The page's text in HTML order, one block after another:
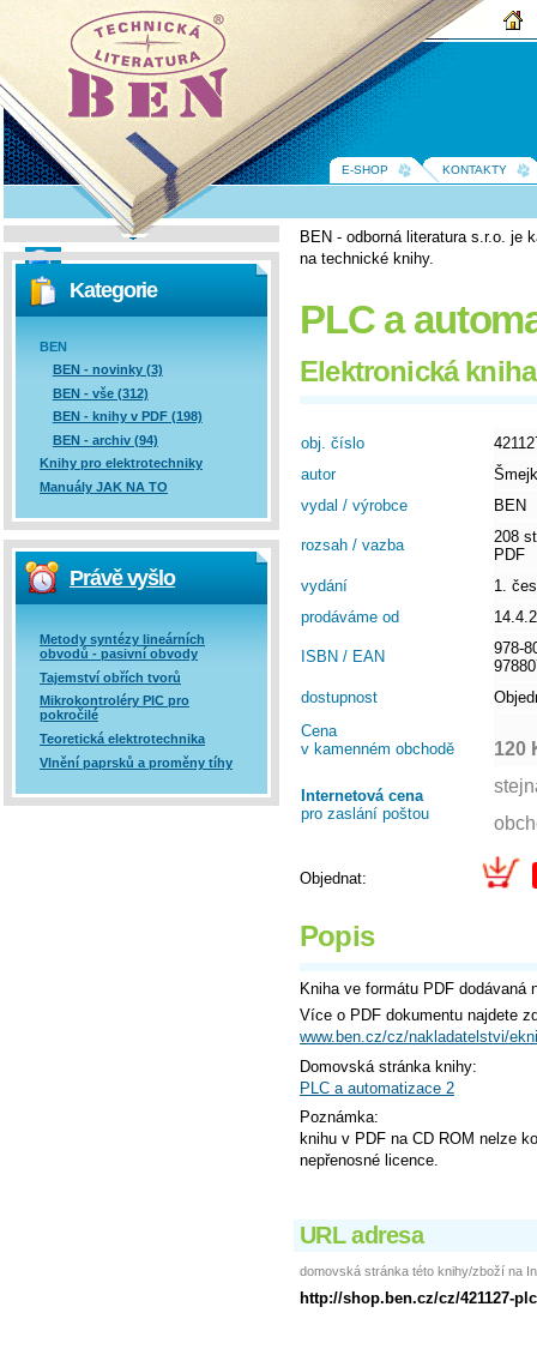
BEN -
technická
literatura
BEN - odborná literatura s.r.o. je
na technické knihy.
PLC a
Elektronická
obj. číslo
autor
vydal / výrobce
BEN
rozsah / vazba
208
PDF
vydání
1.
prodáváme od
ISBN / EAN
978-
dostupnost
Cena
v kamenném obchodě
120
Internetová cena
pro zaslání poštou
Objednat:
Popis
Kniha ve formátu PDF dodávaná
Více o PDF dokumentu najdete
www.ben.cz/cz/nakladatelstvi/
Domovská stránka knihy:
PLC a automatizace 2
Poznámka:
knihu v PDF na CD ROM nelze
nepřenosné licence.
URL adresa
domovská stránka této knihy/zboží na
http://shop.ben.cz/cz/421127-
Vyhledávání
Kategorie
BEN
BEN - novinky (3)
BEN - vše (312)
BEN - knihy v PDF (198)
BEN - archiv (94)
Knihy pro elektrotechniky
Manuály JAK NA TO
Právě vyšlo
Metody syntézy lineárních
obvodů - pasivní obvody
Tajemství obřích tvorů
Mikrokontroléry PIC pro
pokročilé
Teoretická elektrotechnika
Vlnění paprsků a proměny tíhy
E-SHOP KONTAKTY